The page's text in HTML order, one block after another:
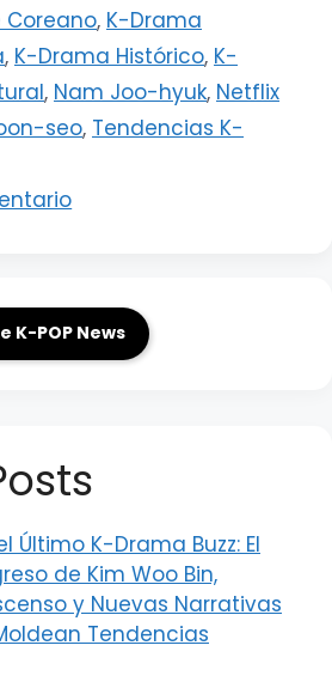
Coreano, K-Drama
, K-Drama Histórico, K-
, Nam Joo-hyuk, Netflix
seo, Tendencias K-
K-POP News
Último K-Drama Buzz: El
de Kim Woo Bin,
y Nuevas Narrativas
Tendencias